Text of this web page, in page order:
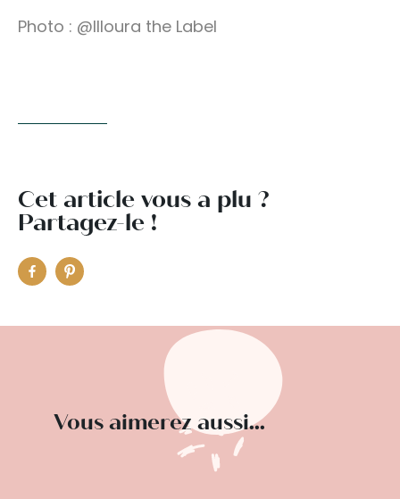
Photo : @Illoura the Label
Cet article vous a plu ?
Partagez-le !
Vous aimerez aussi...